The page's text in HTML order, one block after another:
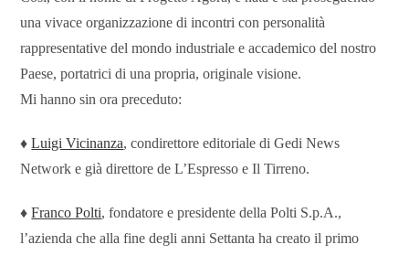
una vivace organizzazione di incontri con personalità
rappresentative del mondo industriale e accademico del nostro
Paese, portatrici di una propria, originale visione.
Mi hanno sin ora preceduto:
♦Luigi Vicinanza, condirettore editoriale di Gedi News
Network e già direttore de L’Espresso e Il Tirreno.
♦Franco Polti, fondatore e presidente della Polti S.p.A.,
l’azienda che alla fine degli anni Settanta ha creato il primo